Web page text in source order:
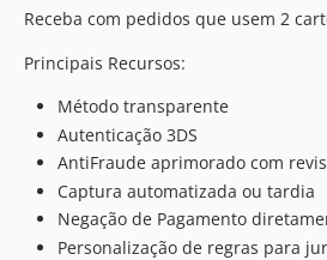
100.1.12
100.1.10
100.1.9
100.1.8
100.1.7
100.1.6
100.1.5
Receba com pedidos que usem 2
Principais Recursos:
Método transparente
Autenticação 3DS
AntiFraude aprimorado com
Captura automatizada ou tardia
Negação de Pagamento
Personalização de regras para